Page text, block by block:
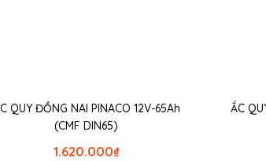
QUY ĐỒNG NAI PINACO 12V-65Ah
(CMF DIN65)
₫
1.620.000
ẮC